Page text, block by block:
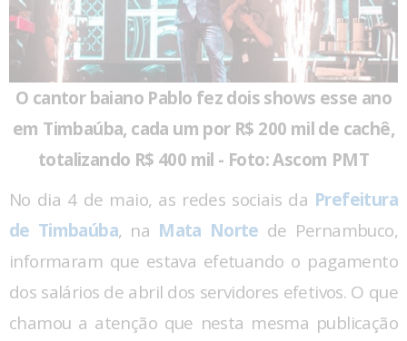
O cantor baiano Pablo fez dois shows esse ano
em Timbaúba, cada um por R$ 200 mil de cachê,
totalizando R$ 400 mil - Foto: Ascom PMT
No dia 4 de maio, as redes sociais da Prefeitura
de Timbaúba, na Mata Norte de Pernambuco,
informaram que estava efetuando o pagamento
dos salários de abril dos servidores efetivos. O que
chamou a atenção que nesta mesma publicação